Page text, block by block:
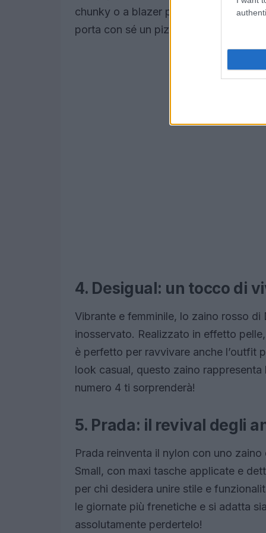
chunky o a blazer per un tocco
porta con sé un pizzico di creatività!
4. Desigual: un tocco di
Vibrante e femminile, lo zaino rosso
inosservato. Realizzato in effetto
è perfetto per ravvivare anche l’outfit
look casual, questo zaino
numero 4 ti sorprenderà!
5. Prada: il revival degli
Prada reinventa il nylon con uno
Small, con maxi tasche applicate e
per chi desidera unire stile e
le giornate più frenetiche e si adatta
assolutamente perdertelo!